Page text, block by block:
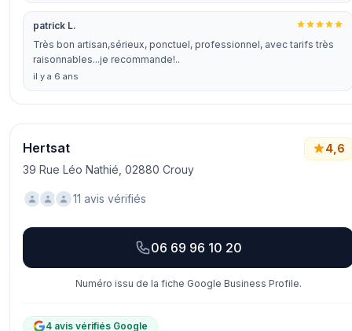
patrick L.
Très bon artisan,sérieux, ponctuel, professionnel, avec tarifs très
raisonnables...je recommande!..
il y a 6 ans
Hertsat
39 Rue Léo Nathié, 02880 Crouy
4,6
11 avis vérifiés
06 69 96 10 20
Numéro issu de la fiche Google Business Profile.
4 avis vérifiés Google